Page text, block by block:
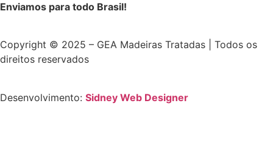
Enviamos para todo Brasil!
Copyright © 2025 – GEA Madeiras Tratadas | Todos os
direitos reservados
Desenvolvimento: Sidney Web Designer